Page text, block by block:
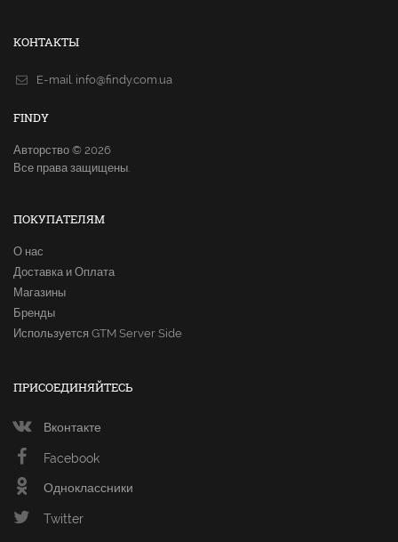
КОНТАКТЫ
E-mail. info@findy.com.ua
FINDY
Авторство © 2026
Все права защищены.
ПОКУПАТЕЛЯМ
О нас
Доставка и Оплата
Магазины
Бренды
Используется GTM Server Side
ПРИСОЕДИНЯЙТЕСЬ
Вконтакте
Facebook
Одноклассники
Twitter